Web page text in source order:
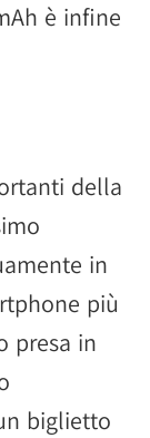
è infine
della
in
più
presa in
biglietto